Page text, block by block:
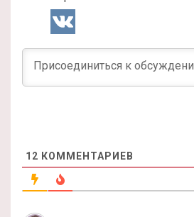
12 КОММЕНТАРИЕВ